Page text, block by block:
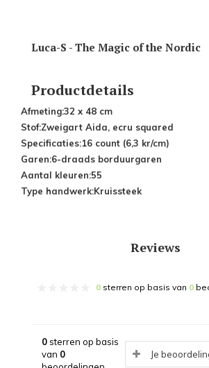
Luca-S - The Magic of the Nordic
Productdetails
Afmeting:32 x 48 cm
Stof:Zweigart Aida, ecru squared
Specificaties:16 count (6,3 kr/cm)
Garen:6-draads borduurgaren
Aantal kleuren:55
Type handwerk:Kruissteek
Reviews
0 sterren op basis van 0
0sterren op basis
van 0
Je